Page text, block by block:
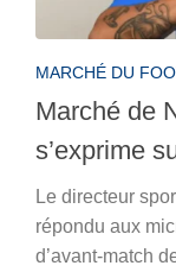
MARCHÉ DU
Marché de
s’exprime
Le directeur
répondu aux
d’avant-match